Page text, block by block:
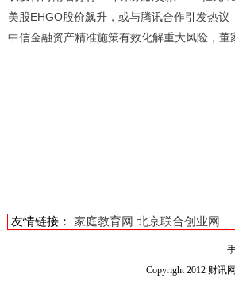
美股EHGO股价飙升，或与腾讯合作引发热议
中信金融资产精准施策有效化解重大风险，董
友情链接： 家庭教育网 北京联合创业网
Copyright 2012 财讯网